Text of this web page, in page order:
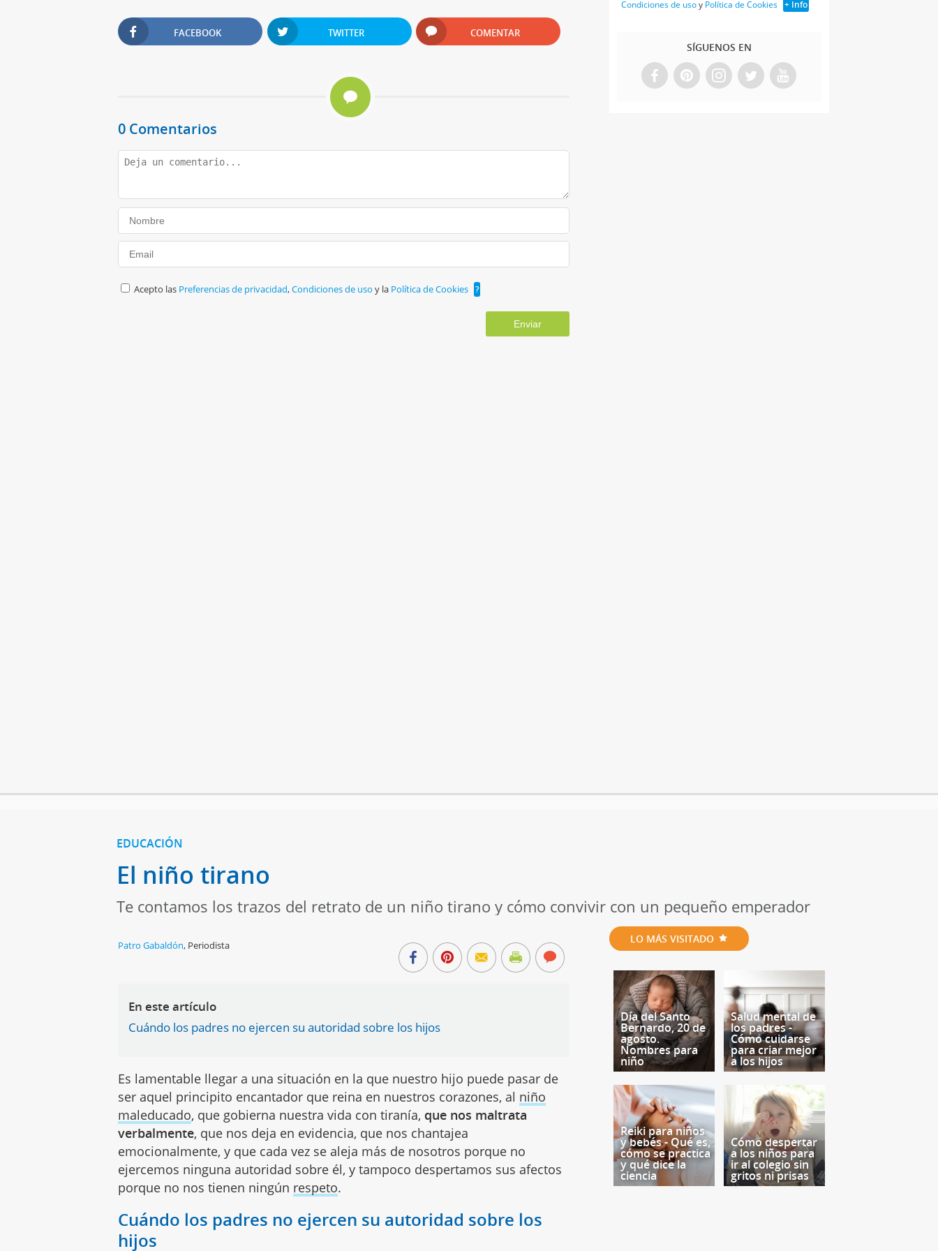
FACEBOOK TWITTER COMENTAR
0 Comentarios
Acepto las Preferencias de privacidad,Condiciones de usoy la Política de Cookies ?
Enviar
Condiciones de usoy Política de Cookies + Info
SÍGUENOS EN
EDUCACIÓN
El niño tirano
Te contamos los trazos del retrato de un niño tirano y cómo convivir con un pequeño emperador
Patro Gabaldón, Periodista
En este artículo
Cuándo los padres no ejercen su autoridad sobre los hijos
Es lamentable llegar a una situación en la que nuestro hijo puede pasar de
ser aquel principito encantador que reina en nuestros corazones, al niño
maleducado, que gobierna nuestra vida con tiranía, que nos maltrata
verbalmente, que nos deja en evidencia, que nos chantajea
emocionalmente, y que cada vez se aleja más de nosotros porque no
ejercemos ninguna autoridad sobre él, y tampoco despertamos sus afectos
porque no nos tienen ningún respeto.
Cuándo los padres no ejercen su autoridad sobre los
hijos
LO MÁS VISITADO
Día del Santo
Bernardo, 20 de
agosto.
Nombres para
niño
Salud mental de
los padres -
Cómo cuidarse
para criar mejor
a los hijos
Reiki para niños
y bebés - Qué es,
cómo se practica
y qué dice la
ciencia
Cómo despertar
a los niños para
ir al colegio sin
gritos ni prisas